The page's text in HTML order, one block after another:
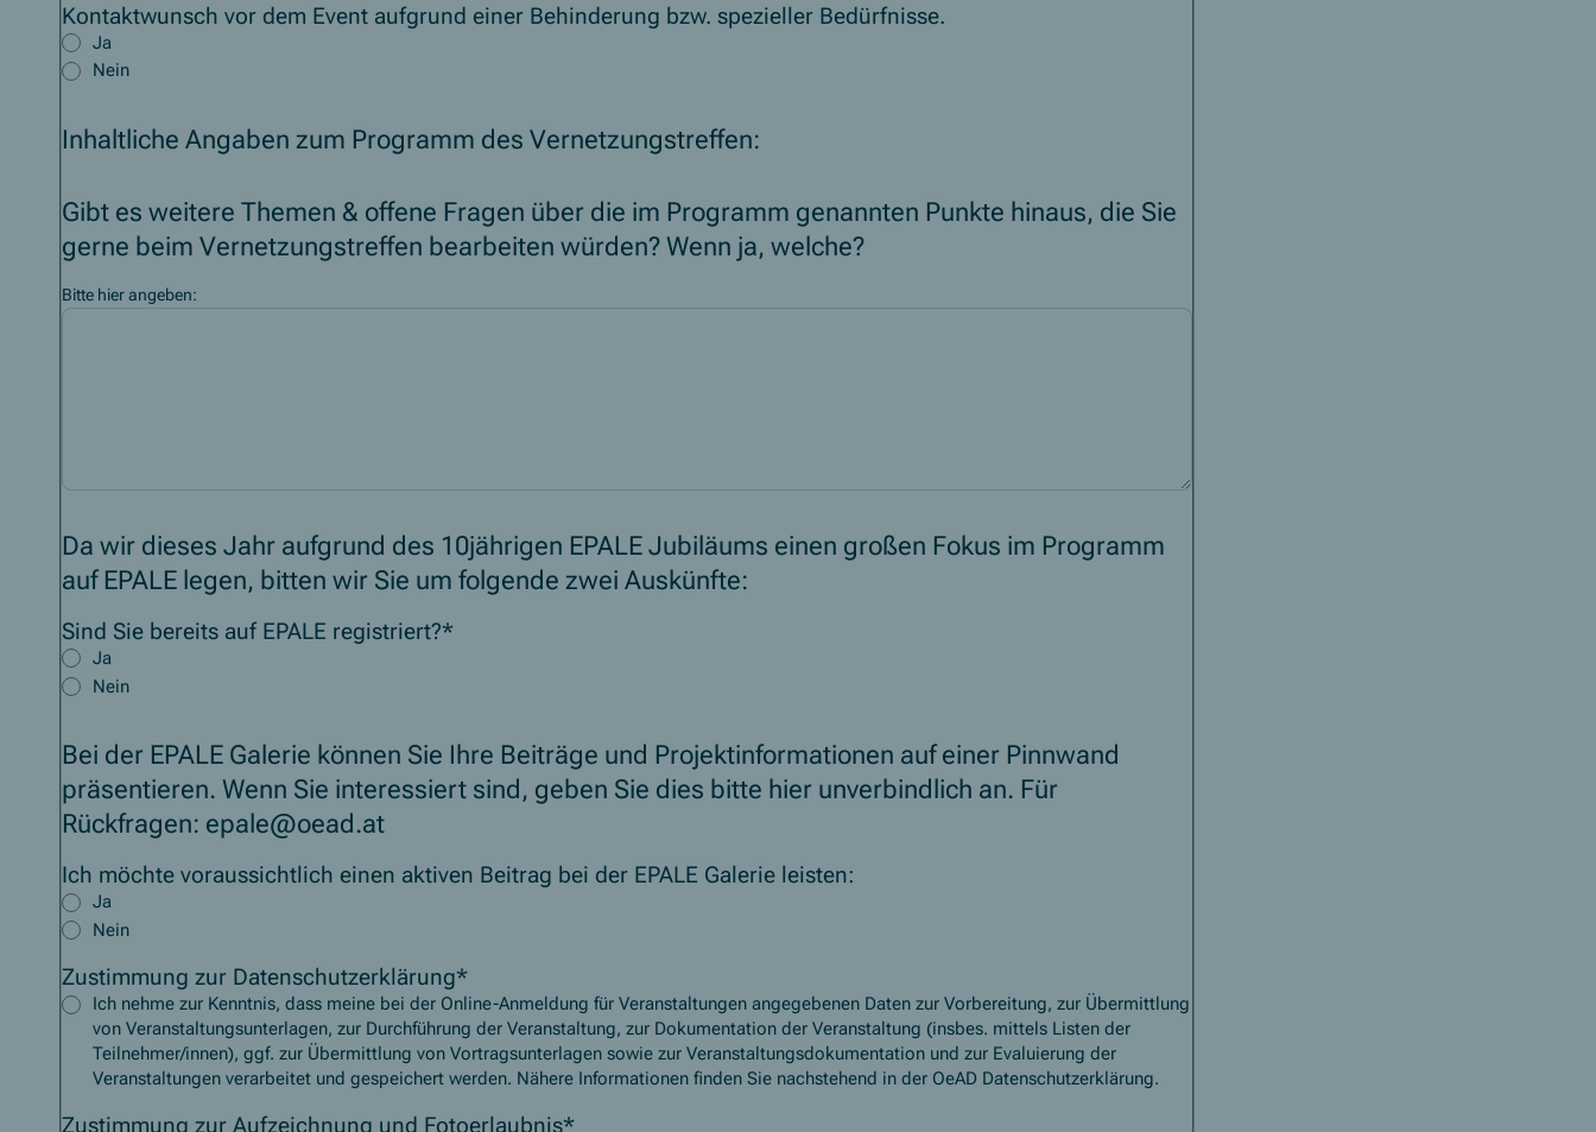
Kontaktwunsch vor dem Event aufgrund einer Behinderung bzw. spezieller Bedürfnisse.
Ja
Nein
Inhaltliche Angaben zum Programm des Vernetzungstreffen:
Gibt es weitere Themen & offene Fragen über die im Programm genannten Punkte hinaus, die Sie
gerne beim Vernetzungstreffen bearbeiten würden? Wenn ja, welche?
Bitte hier angeben:
Da wir dieses Jahr aufgrund des 10jährigen EPALE Jubiläums einen großen Fokus im Programm
auf EPALE legen, bitten wir Sie um folgende zwei Auskünfte:
Sind Sie bereits auf EPALE registriert?*
Ja
Nein
Bei der EPALE Galerie können Sie Ihre Beiträge und Projektinformationen auf einer Pinnwand
präsentieren. Wenn Sie interessiert sind, geben Sie dies bitte hier unverbindlich an. Für
Rückfragen: epale@oead.at
Ich möchte voraussichtlich einen aktiven Beitrag bei der EPALE Galerie leisten:
Ja
Nein
Zustimmung zur Datenschutzerklärung*
Ich nehme zur Kenntnis, dass meine bei der Online-Anmeldung für Veranstaltungen angegebenen Daten zur Vorbereitung, zur Übermittlung
von Veranstaltungsunterlagen, zur Durchführung der Veranstaltung, zur Dokumentation der Veranstaltung (insbes. mittels Listen der
Teilnehmer/innen), ggf. zur Übermittlung von Vortragsunterlagen sowie zur Veranstaltungsdokumentation und zur Evaluierung der
Veranstaltungen verarbeitet und gespeichert werden. Nähere Informationen finden Sie nachstehend in der OeAD Datenschutzerklärung.
Zustimmung zur Aufzeichnung und Fotoerlaubnis*